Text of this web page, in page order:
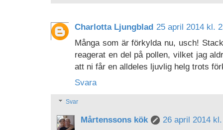
Charlotta Ljungblad 25 april 2014 kl.
Många som är förkylda nu, usch!
reagerat en del på pollen, vilket jag
att ni får en alldeles ljuvlig helg trots
Svara
Svar
Mårtenssons kök
26 april 2014